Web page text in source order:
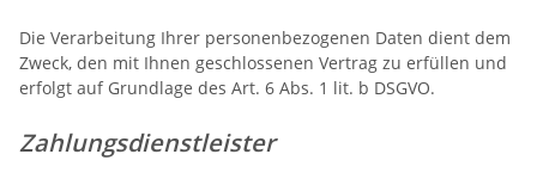
Die Verarbeitung Ihrer personenbezogenen Daten dient dem
Zweck, den mit Ihnen geschlossenen Vertrag zu erfüllen und
erfolgt auf Grundlage des Art. 6 Abs. 1 lit. b DSGVO.
Zahlungsdienstleister